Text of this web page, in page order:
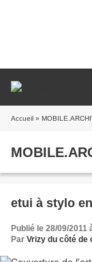
Accueil »
etui à stylo
Publié le 28/09/2011
Par Vrizy du côté de